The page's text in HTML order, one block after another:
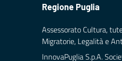
Regione Puglia
Assessorato Cultura,
Migratorie, Legalità e
InnovaPuglia S.p.A.